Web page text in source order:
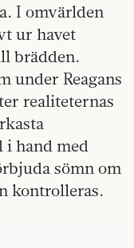
I omvärlden
ur havet
brädden.
under Reagans
realiteternas
i hand med
sömn om
kontrolleras.